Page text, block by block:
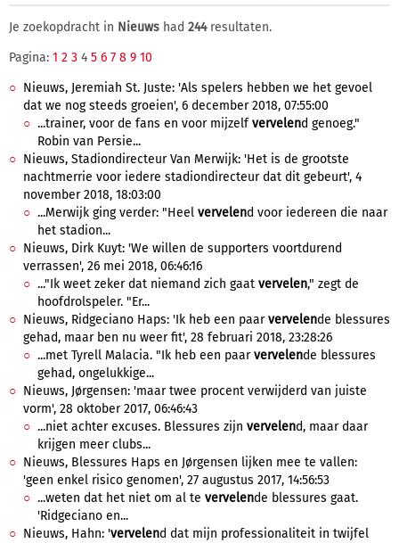
Je zoekopdracht in Nieuws had 244resultaten.
Pagina: 1 2 3 4 5 6 7 8 9 10
Nieuws, Jeremiah St. Juste: 'Als spelers hebben we het gevoel
dat we nog steeds groeien', 6 december 2018, 07:55:00
...trainer, voor de fans en voor mijzelfvervelend genoeg."
Robin van Persie...
Nieuws, Stadiondirecteur Van Merwijk: 'Het is de grootste
nachtmerrie voor iedere stadiondirecteur dat dit gebeurt', 4
november 2018, 18:03:00
...Merwijk ging verder: "Heel vervelend voor iedereen die naar
het stadion...
Nieuws, Dirk Kuyt: 'We willen de supporters voortdurend
verrassen', 26 mei 2018, 06:46:16
..."Ik weet zeker dat niemand zich gaat vervelen," zegt de
hoofdrolspeler. "Er...
Nieuws, Ridgeciano Haps: 'Ik heb een paarvervelende blessures
gehad, maar ben nu weer fit', 28 februari 2018, 23:28:26
...met Tyrell Malacia. "Ik heb een paarvervelende blessures
gehad, ongelukkige...
Nieuws, Jørgensen: 'maar twee procent verwijderd van juiste
vorm', 28 oktober 2017, 06:46:43
...niet achter excuses. Blessures zijn vervelend, maar daar
krijgen meer clubs...
Nieuws, Blessures Haps en Jørgensen lijken mee te vallen:
'geen enkel risico genomen', 27 augustus 2017, 14:56:53
...weten dat het niet om al te vervelende blessures gaat.
'Ridgeciano en...
Nieuws, Hahn: 'vervelend dat mijn professionaliteit in twijfel